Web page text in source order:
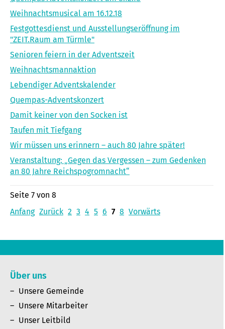
Weihnachtsmusical am 16.12.18
Festgottesdienst und Ausstellungseröffnung im
"ZEIT.Raum am Türmle"
Senioren feiern in der Adventszeit
Weihnachtsmannaktion
Lebendiger Adventskalender
Quempas-Adventskonzert
Damit keiner von den Socken ist
Taufen mit Tiefgang
Wir müssen uns erinnern – auch 80 Jahre später!
Veranstaltung: „Gegen das Vergessen – zum Gedenken
an 80 Jahre Reichspogromnacht“
Seite 7 von 8
Anfang Zurück 2 3 4 5 6 7 8 Vorwärts
Über uns
Unsere Gemeinde
Unsere Mitarbeiter
Unser Leitbild